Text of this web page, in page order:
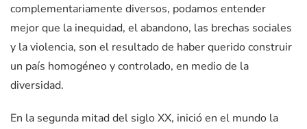
complementariamente diversos, podamos entender
mejor que la inequidad, el abandono, las brechas sociales
y la violencia, son el resultado de haber querido construir
un país homogéneo y controlado, en medio de la
diversidad.
En la segunda mitad del siglo XX, inició en el mundo la